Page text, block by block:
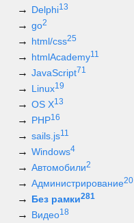
Delphi13
go2
html/css25
htmlAcademy11
JavaScript71
Linux19
OS X13
PHP16
sails.js11
Windows4
Автомобили2
Администрирование20
Без рамки281
Видео18